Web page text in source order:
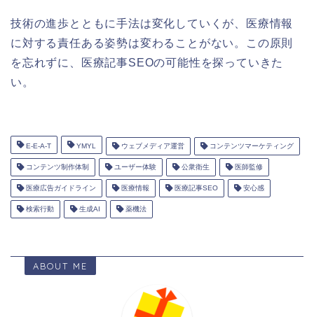
技術の進歩とともに手法は変化していくが、医療情報
に対する責任ある姿勢は変わることがない。この原則
を忘れずに、医療記事SEOの可能性を探っていきた
い。
E-E-A-T YMYL ウェブメディア運営 コンテンツマーケティング
コンテンツ制作体制 ユーザー体験 公衆衛生 医師監修
医療広告ガイドライン 医療情報 医療記事SEO 安心感
検索行動 生成AI 薬機法
ABOUT ME